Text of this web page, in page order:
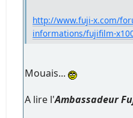
http://www.fuji-x.com/
informations/fujifilm-
Mouais...
A lire l'Ambassadeur